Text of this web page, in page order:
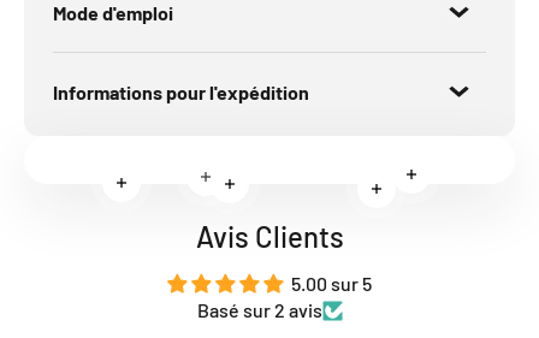
Mode d'emploi
Informations pour l'expédition
En savoir plus
Avis Clients
5.00 sur 5
Basé sur 2 avis